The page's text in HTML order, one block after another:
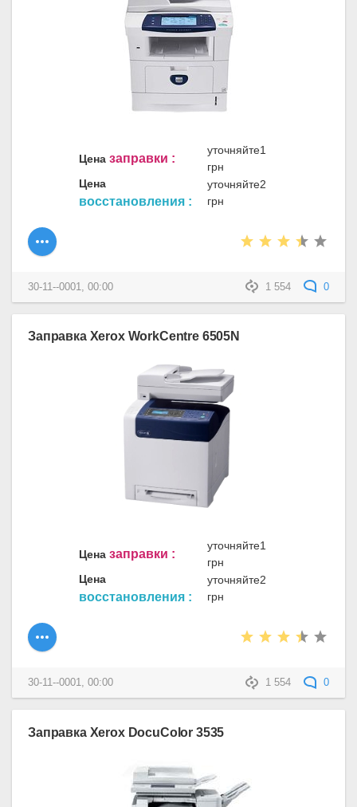
Цена заправки :
уточняйте1
грн
Цена
восстановления :
уточняйте2
грн
1 554 0
30-11--0001, 00:00
Заправка Xerox WorkCentre 6505N
Цена заправки :
уточняйте1
грн
Цена
восстановления :
уточняйте2
грн
1 554 0
30-11--0001, 00:00
Заправка Xerox DocuColor 3535